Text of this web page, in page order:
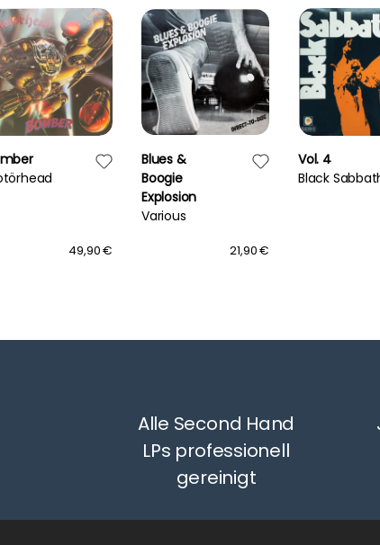
49,90 €
Blues &
Boogie
Explosion
Various
21,90 €
Vol. 4
Black
Alle Second Hand
LPs professionell
gereinigt